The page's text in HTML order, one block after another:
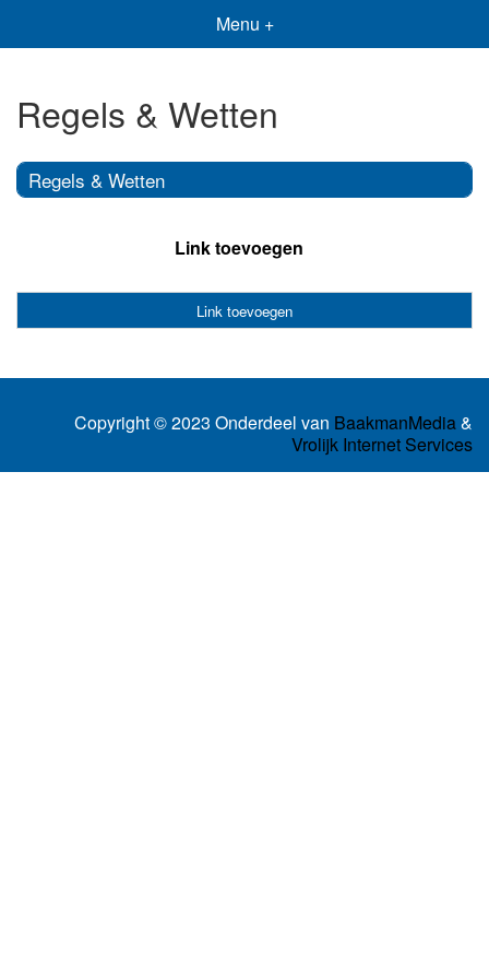
Menu +
Regels & Wetten
Regels & Wetten
Link toevoegen
Link toevoegen
Copyright © 2023 Onderdeel van BaakmanMedia&
Vrolijk Internet Services